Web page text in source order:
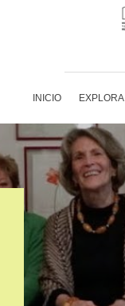
INICIO EXPLORA